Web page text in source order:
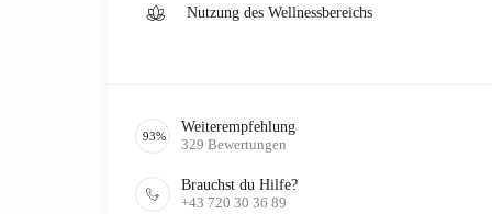
Nutzung des Wellnessbereichs
93%
Weiterempfehlung
329 Bewertungen
Brauchst du Hilfe?
+43 720 30 36 89